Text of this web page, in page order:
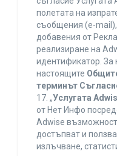
полетата на
съобщения (e-
добавения от
реализиране на
идентификатор. За
настоящите
терминът
17. „Услугата
от Нет Инфо
Adwise
достъпват и
излъчване,